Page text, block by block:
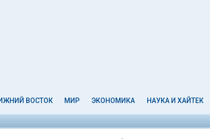
ВОСТОК МИР ЭКОНОМИКА НАУКА И ХАЙТЕК